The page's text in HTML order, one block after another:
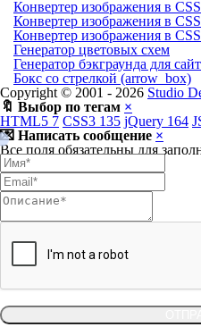
Конвертер изображения в
Конвертер изображения в
Конвертер изображения в
Генератор цветовых схем
Генератор бэкграунда для
Бокс со стрелкой (arrow_box)
Copyright © 2001 - 2026 Studio
🔖 Выбор по тегам ×
HTML5 7 CSS3 135 jQuery 164
💌 Написать сообщение ×
Все поля обязательны для